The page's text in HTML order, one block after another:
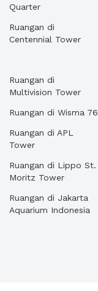
Quarter
Ruangan di
Centennial Tower
Ruangan di
Multivision Tower
Ruangan di Wisma 76
Ruangan di APL
Tower
Ruangan di Lippo St.
Moritz Tower
Ruangan di Jakarta
Aquarium Indonesia